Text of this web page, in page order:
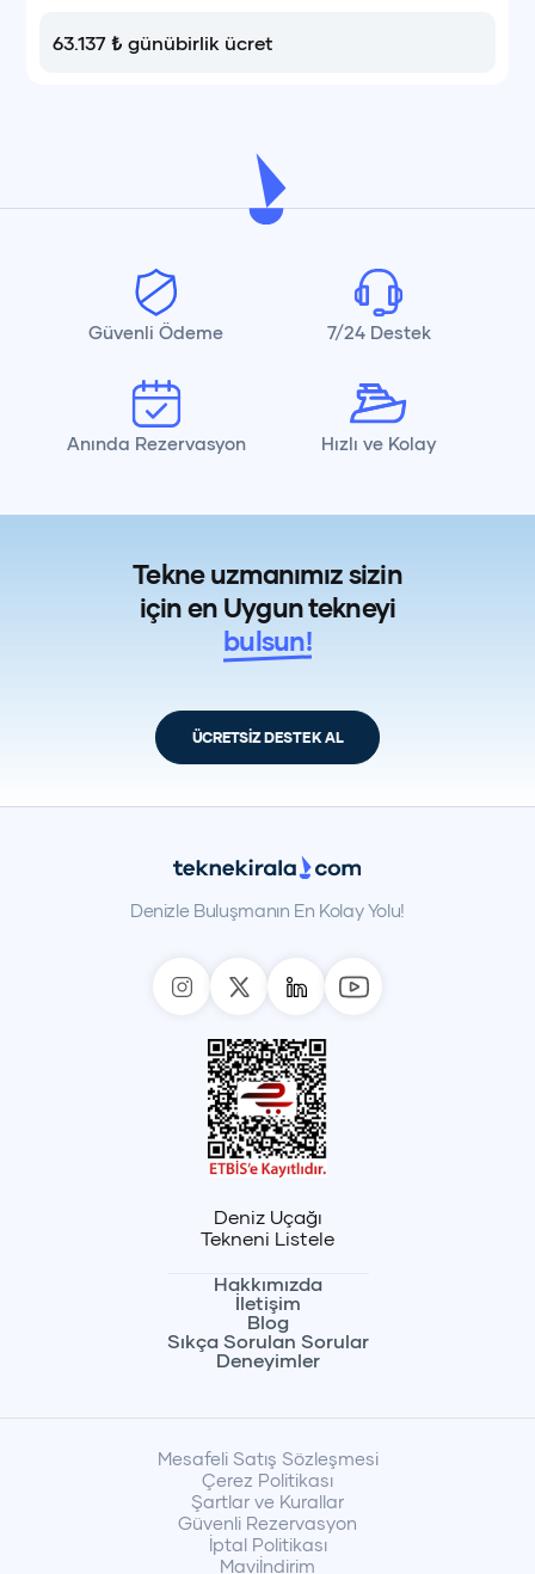
63.137 ₺ günübirlik ücret
Güvenli Ödeme 7/24 Destek
Anında Rezervasyon Hızlı ve Kolay
Tekne uzmanımız sizin
için en Uygun tekneyi
bulsun!
ÜCRETSİZ DESTEK AL
Denizle Buluşmanın En Kolay Yolu!
Deniz Uçağı
Tekneni Listele
Hakkımızda
İletişim
Blog
Sıkça Sorulan Sorular
Deneyimler
Mesafeli Satış Sözleşmesi
Çerez Politikası
Şartlar ve Kurallar
Güvenli Rezervasyon
İptal Politikası
Maviİndirim